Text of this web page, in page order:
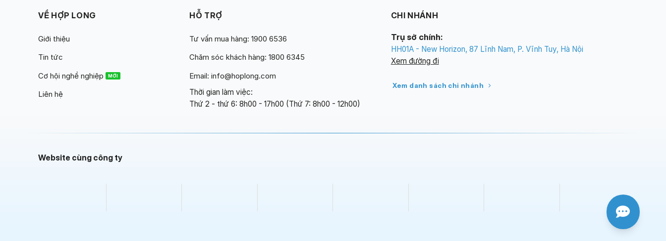
VỀ HỢP LONG
Giới thiệu
Tin tức
Cơ hội nghề nghiệp
Liên hệ
HỖ TRỢ
Tư vấn mua hàng: 1900 6536
Chăm sóc khách hàng: 1800 6345
Email: info@hoplong.com
Thời gian làm việc:
Thứ 2 - thứ 6: 8h00 - 17h00 (Thứ 7: 8h00 - 12h00)
CHI NHÁNH
Trụ sở chính:
HH01A - New Horizon, 87 Lĩnh Nam, P. Vĩnh Tuy, Hà Nội
Xem đường đi
Xem danh sách chi nhánh
Website cùng công ty
Open